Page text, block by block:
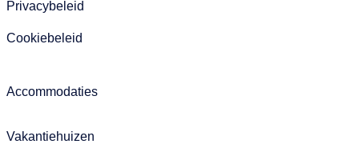
Privacybeleid
Cookiebeleid
Accommodaties
Vakantiehuizen